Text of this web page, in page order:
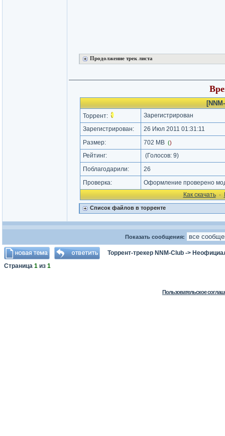
Продолжение трек листа
Торрент:
Зарегистрирован
Зарегистрирован:
26 Июл 2011 01:31:11
Размер:
702 MB ()
Рейтинг: (Голосов: 9)
Поблагодарили:
26
Проверка:
Оформление проверено
Как cкачать·
Список файлов в торренте
Показать сообщения:
Торрент-трекер NNM-Club ->
Страница 1 из 1
Пользовательское